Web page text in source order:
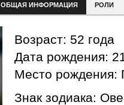
ОБЩАЯ ИНФОРМАЦИЯ РОЛИ
Возраст: 52 года
Дата рождения:
Место
Знак зодиака: